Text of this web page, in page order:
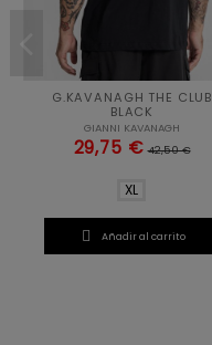
G.KAVANAGH THE CLUB
BLACK
GIANNI KAVANAGH
29,75 € 42,50 €
XL
 Añadir al carrito